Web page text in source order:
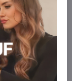
Sie einen5 %